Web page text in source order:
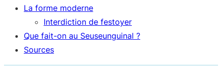
La forme moderne
Interdiction de festoyer
Que fait-on au Seuseunguinal ?
Sources